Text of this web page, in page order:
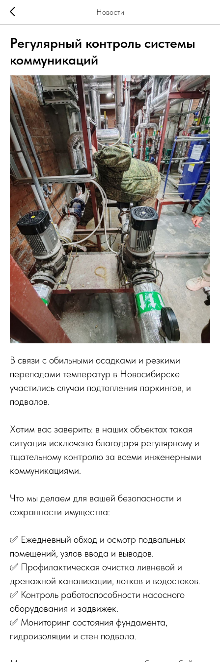
Новости
Регулярный контроль системы
коммуникаций
В связи с обильными осадками и резкими
перепадами температур в Новосибирске
участились случаи подтопления паркингов, и
подвалов.
Хотим вас заверить: в наших объектах такая
ситуация исключена благодаря регулярному и
тщательному контролю за всеми инженерными
коммуникациями.
Что мы делаем для вашей безопасности и
сохранности имущества:
✅ Ежедневный обход и осмотр подвальных
помещений, узлов ввода и выводов.
✅ Профилактическая очистка ливневой и
дренажной канализации, лотков и водостоков.
✅ Контроль работоспособности насосного
оборудования и задвижек.
✅ Мониторинг состояния фундамента,
гидроизоляции и стен подвала.